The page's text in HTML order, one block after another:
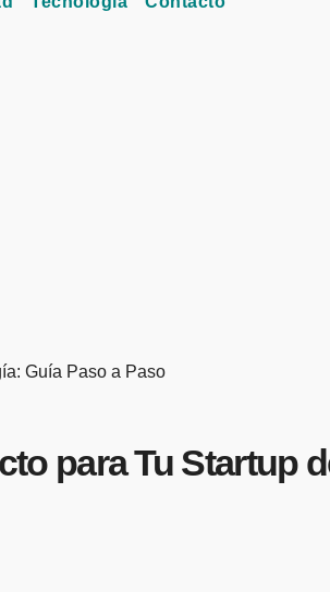
Guía Paso a Paso
para Tu Startup